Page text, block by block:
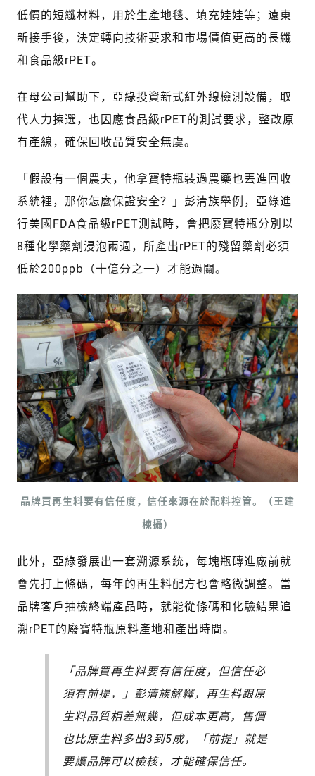
低價的短纖材料，用於生產地毯、填充娃娃等；遠東
新接手後，決定轉向技術要求和市場價值更高的長纖
和食品級rPET。
在母公司幫助下，亞綠投資新式紅外線檢測設備，取
代人力揀選，也因應食品級rPET的測試要求，整改原
有產線，確保回收品質安全無虞。
「假設有一個農夫，他拿寶特瓶裝過農藥也丟進回收
系統裡，那你怎麼保證安全？」彭清族舉例，亞綠進
行美國FDA食品級rPET測試時，會把廢寶特瓶分別以
8種化學藥劑浸泡兩週，所產出rPET的殘留藥劑必須
低於200ppb（十億分之一）才能過關。
品牌買再生料要有信任度，信任來源在於配料控管。（王建
棟攝）
此外，亞綠發展出一套溯源系統，每塊瓶磚進廠前就
會先打上條碼，每年的再生料配方也會略微調整。當
品牌客戶抽檢終端產品時，就能從條碼和化驗結果追
溯rPET的廢寶特瓶原料產地和產出時間。
「品牌買再生料要有信任度，但信任必
須有前提，」彭清族解釋，再生料跟原
生料品質相差無幾，但成本更高，售價
也比原生料多出3到5成，「前提」就是
要讓品牌可以檢核，才能確保信任。